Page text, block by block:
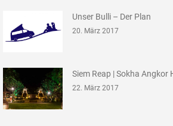
Unser Bulli – Der Plan
20. März 2017
Siem Reap | Sokha Angkor
22. März 2017